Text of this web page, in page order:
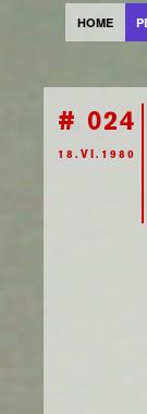
HOME
# 024
18.VI.1980